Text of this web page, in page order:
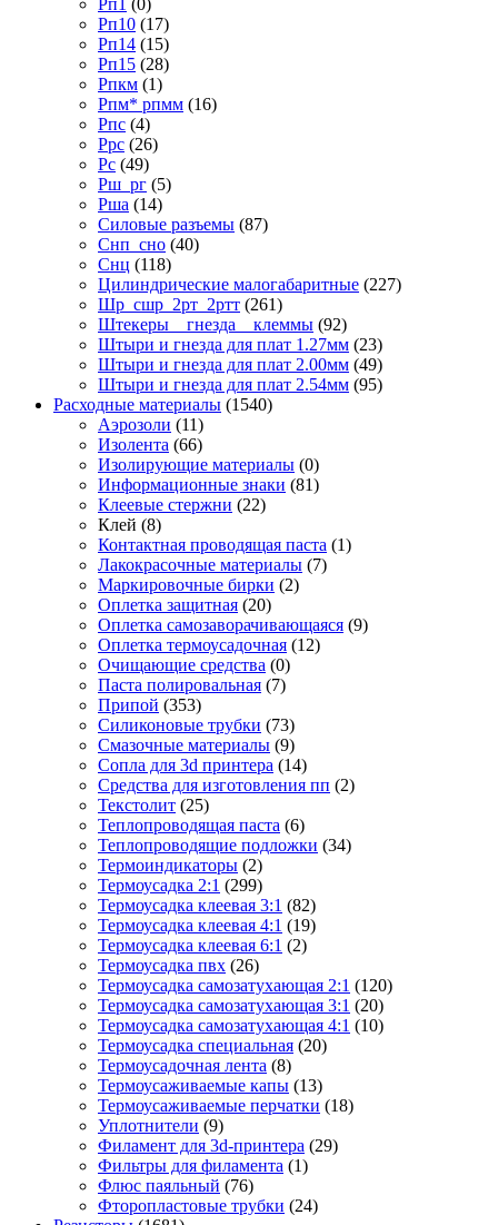
Рп10 (17)
Рп14 (15)
Рп15 (28)
Рпкм (1)
Рпм* рпмм (16)
Рпс (4)
Ррс (26)
Рс (49)
Рш_рг (5)
Рша (14)
Силовые разъемы (87)
Снп_сно (40)
Снц (118)
Цилиндрические малогабаритные (227)
Шр_сшр_2рт_2ртт (261)
Штекеры _ гнезда _ клеммы (92)
Штыри и гнезда для плат 1.27мм (23)
Штыри и гнезда для плат 2.00мм (49)
Штыри и гнезда для плат 2.54мм (95)
Расходные материалы (1540)
Аэрозоли (11)
Изолента (66)
Изолирующие материалы (0)
Информационные знаки (81)
Клеевые стержни (22)
Клей (8)
Контактная проводящая паста (1)
Лакокрасочные материалы (7)
Маркировочные бирки (2)
Оплетка защитная (20)
Оплетка самозаворачивающаяся (9)
Оплетка термоусадочная (12)
Очищающие средства (0)
Паста полировальная (7)
Припой (353)
Силиконовые трубки (73)
Смазочные материалы (9)
Сопла для 3d принтера (14)
Средства для изготовления пп (2)
Текстолит (25)
Теплопроводящая паста (6)
Теплопроводящие подложки (34)
Термоиндикаторы (2)
Термоусадка 2:1 (299)
Термоусадка клеевая 3:1 (82)
Термоусадка клеевая 4:1 (19)
Термоусадка клеевая 6:1 (2)
Термоусадка пвх (26)
Термоусадка самозатухающая 2:1 (120)
Термоусадка самозатухающая 3:1 (20)
Термоусадка самозатухающая 4:1 (10)
Термоусадка специальная (20)
Термоусадочная лента (8)
Термоусаживаемые капы (13)
Термоусаживаемые перчатки (18)
Уплотнители (9)
Филамент для 3d-принтера (29)
Фильтры для филамента (1)
Флюс паяльный (76)
Фторопластовые трубки (24)